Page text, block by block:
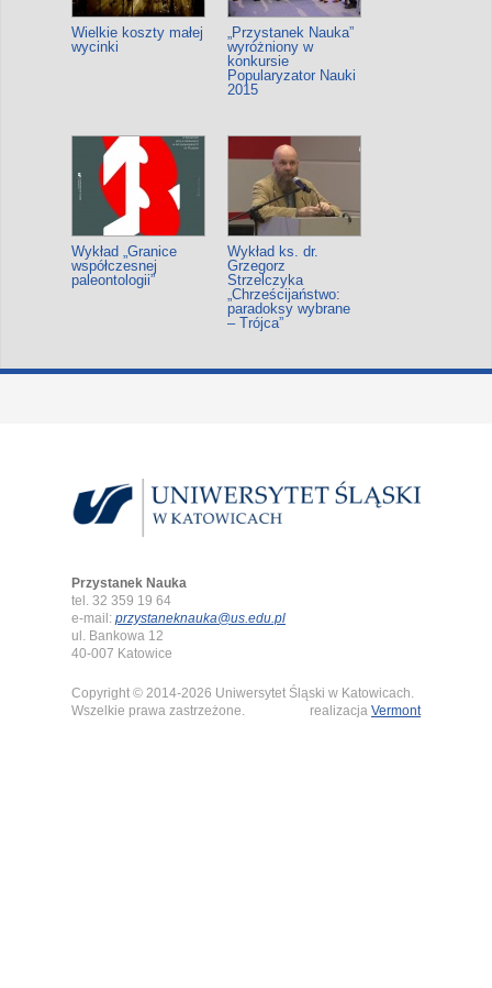
Wielkie koszty małej
wycinki
„Przystanek Nauka”
wyróżniony w
konkursie
Popularyzator Nauki
2015
Wykład „Granice
współczesnej
paleontologii”
Wykład ks. dr.
Grzegorz
Strzelczyka
„Chrześcijaństwo:
paradoksy wybrane
– Trójca”
Przystanek Nauka
tel. 32 359 19 64
e-mail: przystaneknauka@us.edu.pl
ul. Bankowa 12
40-007 Katowice
Copyright © 2014-2026 Uniwersytet Śląski w Katowicach.
Wszelkie prawa zastrzeżone.
realizacja Vermont